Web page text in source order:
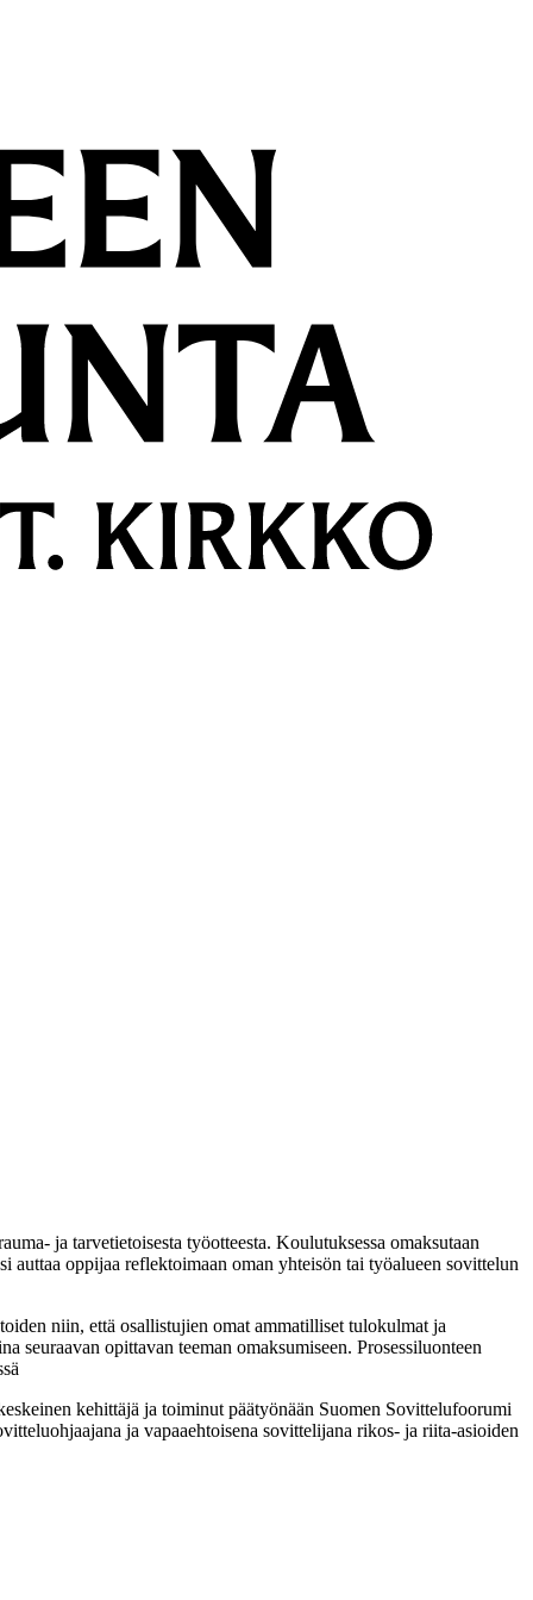
ja tarvetietoisesta työotteesta. Koulutuksessa omaksutaan
auttaa oppijaa reflektoimaan oman yhteisön tai työalueen sovittelun
niin, että osallistujien omat ammatilliset tulokulmat ja
seuraavan opittavan teeman omaksumiseen. Prosessiluonteen
kehittäjä ja toiminut päätyönään Suomen Sovittelufoorumi
ja vapaaehtoisena sovittelijana rikos- ja riita-asioiden